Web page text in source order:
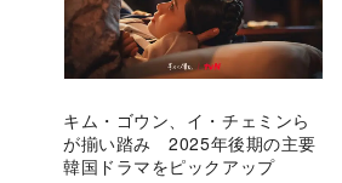
キム・ゴウン、イ・チェミンら
が揃い踏み 2025年後期の主要
韓国ドラマをピックアップ